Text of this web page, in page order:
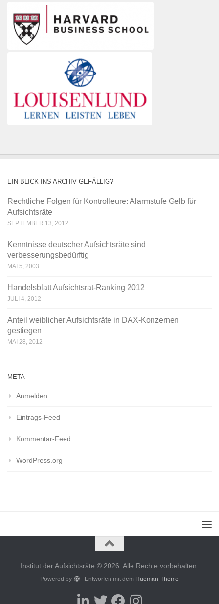
EIN BLICK INS ARCHIV GEFÄLLIG?
Rechtliche Folgen für Kontrolleure: Alarmstufe Gelb für
Aufsichtsräte
SEPTEMBER 13, 2012
Kenntnisse deutscher Aufsichtsräte sind
verbesserungsbedürftig
MAI 5, 2003
Handelsblatt Aufsichtsrat-Ranking 2012
JULI 4, 2012
Anteil weiblicher Aufsichtsräte in DAX-Konzernen
gestiegen
MAI 28, 2012
META
Anmelden
Eintrags-Feed
Kommentar-Feed
WordPress.org
Institut der Aufsichtsräte © 2026. Alle Rechte vorbehalten.
Powered by - Entworfen mit dem Hueman-Theme